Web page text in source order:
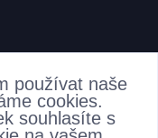
používat naše
cookies.
souhlasíte s